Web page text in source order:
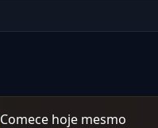
Comece hoje mesmo